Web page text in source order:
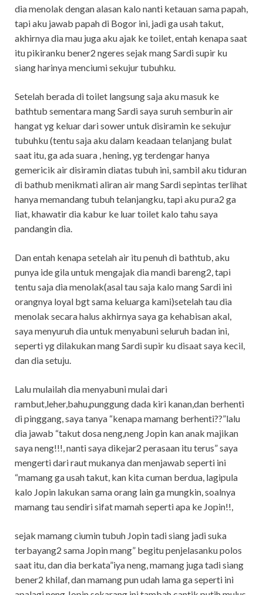
dia menolak dengan alasan kalo nanti ketauan sama papah,
tapi aku jawab papah di Bogor ini, jadi ga usah takut,
akhirnya dia mau juga aku ajak ke toilet, entah kenapa saat
itu pikiranku bener2 ngeres sejak mang Sardi supir ku
siang harinya menciumi sekujur tubuhku.
Setelah berada di toilet langsung saja aku masuk ke
bathtub sementara mang Sardi saya suruh semburin air
hangat yg keluar dari sower untuk disiramin ke sekujur
tubuhku (tentu saja aku dalam keadaan telanjang bulat
saat itu, ga ada suara , hening, yg terdengar hanya
gemericik air disiramin diatas tubuh ini, sambil aku tiduran
di bathub menikmati aliran air mang Sardi sepintas terlihat
hanya memandang tubuh telanjangku, tapi aku pura2 ga
liat, khawatir dia kabur ke luar toilet kalo tahu saya
pandangin dia.
Dan entah kenapa setelah air itu penuh di bathtub, aku
punya ide gila untuk mengajak dia mandi bareng2, tapi
tentu saja dia menolak(asal tau saja kalo mang Sardi ini
orangnya loyal bgt sama keluarga kami)setelah tau dia
menolak secara halus akhirnya saya ga kehabisan akal,
saya menyuruh dia untuk menyabuni seluruh badan ini,
seperti yg dilakukan mang Sardi supir ku disaat saya kecil,
dan dia setuju.
Lalu mulailah dia menyabuni mulai dari
rambut,leher,bahu,punggung dada kiri kanan,dan berhenti
di pinggang, saya tanya “kenapa mamang berhenti??”lalu
dia jawab “takut dosa neng,neng Jopin kan anak majikan
saya neng!!!, nanti saya dikejar2 perasaan itu terus” saya
mengerti dari raut mukanya dan menjawab seperti ini
“mamang ga usah takut, kan kita cuman berdua, lagipula
kalo Jopin lakukan sama orang lain ga mungkin, soalnya
mamang tau sendiri sifat mamah seperti apa ke Jopin!!,
sejak mamang ciumin tubuh Jopin tadi siang jadi suka
terbayang2 sama Jopin mang” begitu penjelasanku polos
saat itu, dan dia berkata”iya neng, mamang juga tadi siang
bener2 khilaf, dan mamang pun udah lama ga seperti ini